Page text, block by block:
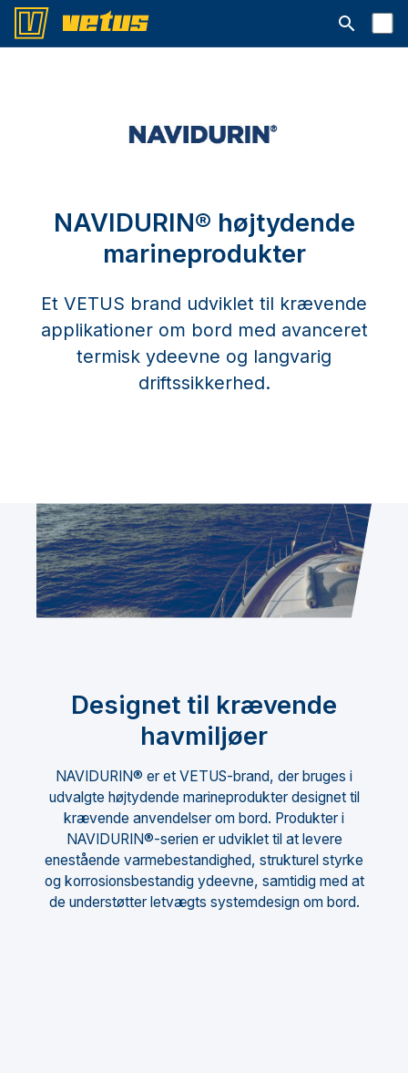
Åbn
NAVIDURIN® højtydende
marineprodukter
Et VETUS brand udviklet til krævende
applikationer om bord med avanceret
termisk ydeevne og langvarig
driftssikkerhed.
Designet til krævende
havmiljøer
NAVIDURIN® er et VETUS-brand, der bruges i
udvalgte højtydende marineprodukter designet til
krævende anvendelser om bord. Produkter i
NAVIDURIN®-serien er udviklet til at levere
enestående varmebestandighed, strukturel styrke
og korrosionsbestandig ydeevne, samtidig med at
de understøtter letvægts systemdesign om bord.